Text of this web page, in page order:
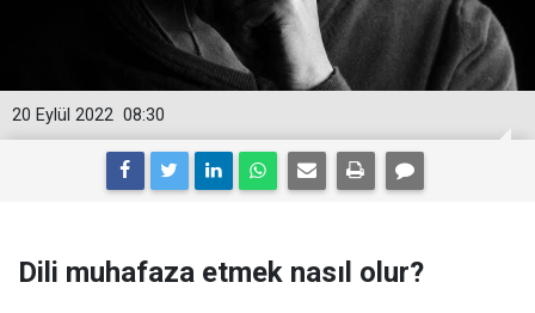
08:30
20 Eylül 2022
Dili muhafaza etmek nasıl olur?